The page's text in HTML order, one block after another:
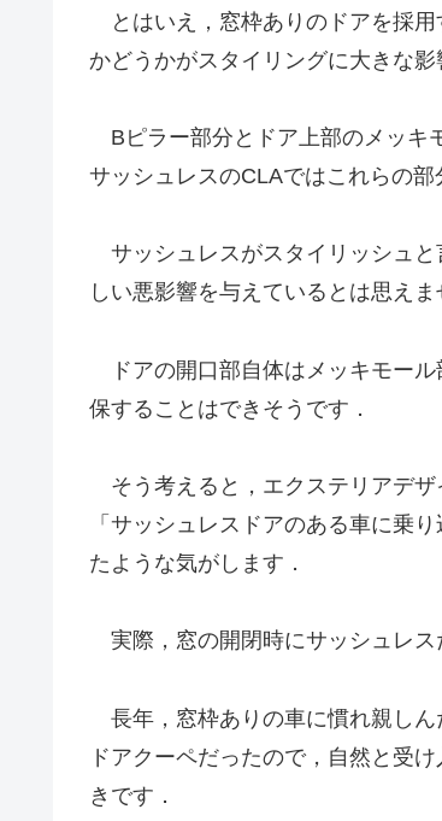
とはいえ，窓枠ありのドアを採用
かどうかがスタイリングに大きな
Bピラー部分とドア上部のメッキ
サッシュレスのCLAではこれらの部
サッシュレスがスタイリッシュと
しい悪影響を与えているとは思えま
ドアの開口部自体はメッキモール
保することはできそうです．
そう考えると，エクステリアデザ
「サッシュレスドアのある車に乗
たような気がします．
実際，窓の開閉時にサッシュレス
長年，窓枠ありの車に慣れ親しん
ドアクーペだったので，自然と受
きです．